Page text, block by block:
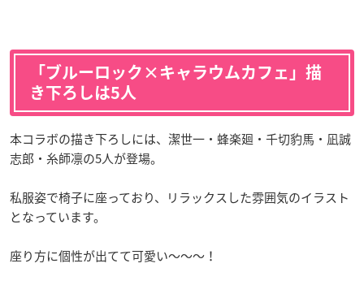
「ブルーロック×キャラウムカフェ」描
き下ろしは5人
本コラボの描き下ろしには、潔世一・蜂楽廻・千切豹馬・凪誠
志郎・糸師凛の5人が登場。
私服姿で椅子に座っており、リラックスした雰囲気のイラスト
となっています。
座り方に個性が出てて可愛い〜〜〜！